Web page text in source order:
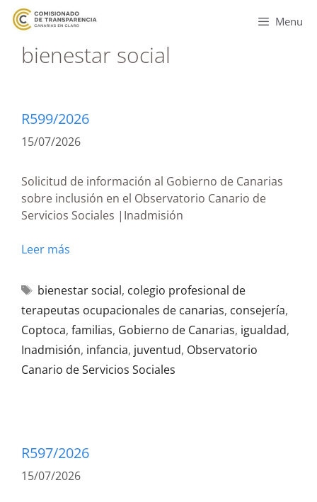
Menu
bienestar social
R599/2026
15/07/2026
Solicitud de información al Gobierno de Canarias
sobre inclusión en el Observatorio Canario de
Servicios Sociales |Inadmisión
Leer más
bienestar social, colegio profesional de
terapeutas ocupacionales de canarias, consejería,
Coptoca, familias, Gobierno de Canarias, igualdad,
Inadmisión, infancia, juventud, Observatorio
Canario de Servicios Sociales
R597/2026
15/07/2026